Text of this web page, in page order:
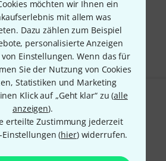
möchten wir Ihnen ein
mit allem was
Dazu zählen zum Beispiel
personalisierte Anzeigen
Einstellungen. Wenn das für
Sie der Nutzung von Cookies
Statistiken und Marketing
Klick auf „Geht klar“ zu (alle
anzeigen).
erteilte Zustimmung jederzeit
(hier) widerrufen.
Versand ab 29 €
Preise inkl. MwSt.
was Sie sehen?
Hilfe & Feedback